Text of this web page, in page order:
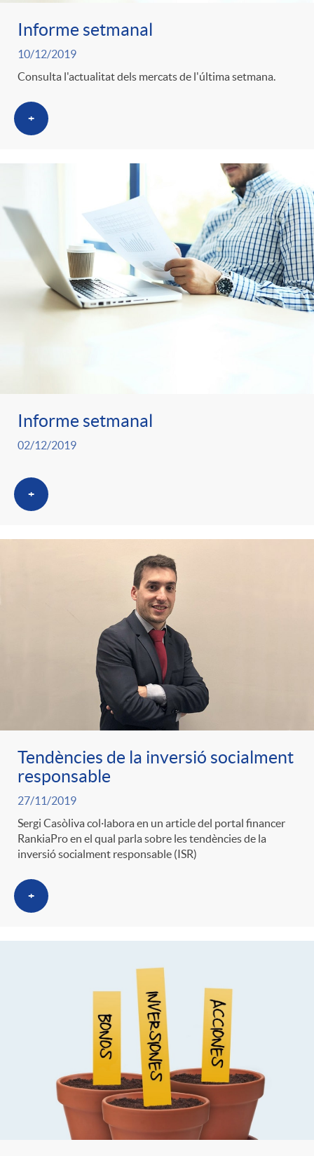
Informe setmanal
10/12/2019
Consulta l'actualitat dels mercats de l'última setmana.
+
Informe setmanal
02/12/2019
+
Tendències de la inversió socialment
responsable
27/11/2019
Sergi Casòliva col·labora en un article del portal financer
RankiaPro en el qual parla sobre les tendències de la
inversió socialment responsable (ISR)
+